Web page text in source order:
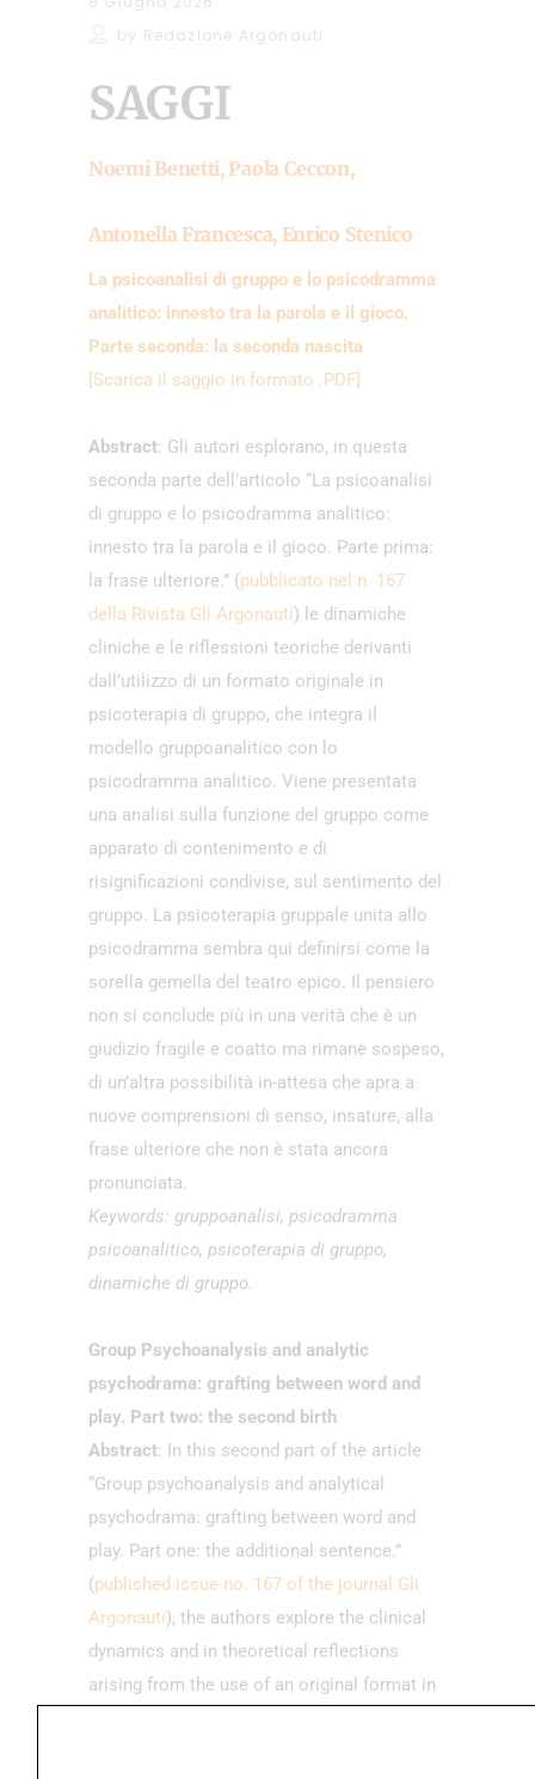
by Redazione Argonauti
SAGGI
Noemi Benetti, Paola Ceccon,
Antonella Francesca, Enrico Stenico
La psicoanalisi di gruppo e lo psicodramma
analitico: innesto tra la parola e il gioco.
Parte seconda: la seconda nascita
[Scarica il saggio in formato .PDF]
Abstract: Gli autori esplorano, in questa
seconda parte dell’articolo “La psicoanalisi
di gruppo e lo psicodramma analitico:
innesto tra la parola e il gioco. Parte prima:
la frase ulteriore.” (pubblicato nel n. 167
della Rivista Gli Argonauti) le dinamiche
cliniche e le riflessioni teoriche derivanti
dall’utilizzo di un formato originale in
psicoterapia di gruppo, che integra il
modello gruppoanalitico con lo
psicodramma analitico. Viene presentata
una analisi sulla funzione del gruppo come
apparato di contenimento e di
risignificazioni condivise, sul sentimento del
gruppo. La psicoterapia gruppale unita allo
psicodramma sembra qui definirsi come la
sorella gemella del teatro epico. Il pensiero
non si conclude più in una verità che è un
giudizio fragile e coatto ma rimane sospeso,
di un’altra possibilità in-attesa che apra a
nuove comprensioni di senso, insature, alla
frase ulteriore che non è stata ancora
pronunciata.
Keywords: gruppoanalisi, psicodramma
psicoanalitico, psicoterapia di gruppo,
dinamiche di gruppo.
Group Psychoanalysis and analytic
psychodrama: grafting between word and
play. Part two: the second birth
Abstract: In this second part of the article
“Group psychoanalysis and analytical
psychodrama: grafting between word and
play. Part one: the additional sentence.”
(published issue no. 167 of the journal Gli
Argonauti), the authors explore the clinical
dynamics and in theoretical reflections
arising from the use of an original format in